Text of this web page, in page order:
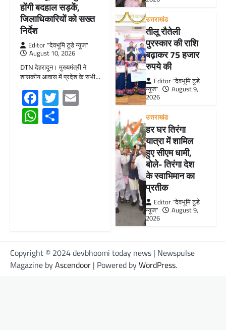
होंगी बदहाल सड़कें,
जिलाधिकारियों को सख्त
निर्देश
Editor "देवभूमि टूडे न्यूज"
August 10, 2026
DTN देहरादून। मुख्यमंत्री ने
शासकीय आवास में प्रदेश के सभी…
Facebook
TwitterEmail
WhatsApp
उत्तराखंड
तीलू रौतेली
पुरस्कार की राशि
बढ़ाकर 75 हजार
रुपये की
Editor "देवभूमि टूडे
न्यूज"
August 9,
2026
उत्तराखंड
हर घर तिरंगा
यात्रा में शामिल
हुए सीएम धामी,
बोले- तिरंगा देश
के स्वाभिमान का
प्रतीक
Editor "देवभूमि टूडे
न्यूज"
August 9,
2026
Copyright © 2024 devbhoomi today news | Newspulse
Magazine byAscendoor | Powered byWordPress.